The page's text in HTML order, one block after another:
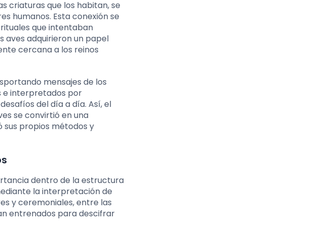
criaturas que los habitan, se
humanos. Esta conexión se
que intentaban
aves adquirieron un papel
cercana a los reinos
mensajes de los
e interpretados por
del día a día. Así, el
se convirtió en una
sus propios métodos y
dentro de la estructura
la interpretación de
y ceremoniales, entre las
entrenados para descifrar